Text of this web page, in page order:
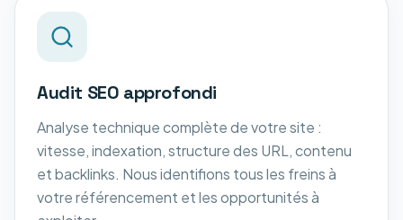
Audit SEO approfondi
Analyse technique complète de votre site :
vitesse, indexation, structure des URL, contenu
et backlinks. Nous identifions tous les freins à
votre référencement et les opportunités à